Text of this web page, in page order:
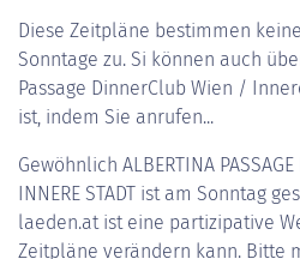
Diese Zeitpläne bestimmen
Sonntage zu. Si können auch
Passage DinnerClub Wien /
ist, indem Sie anrufen...
Gewöhnlich ALBERTINA
INNERE STADT ist am Sonntag
laeden.at ist eine partizipative
Zeitpläne verändern kann. Bitte